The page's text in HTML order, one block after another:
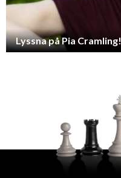
Lyssna på Pia Cramling!